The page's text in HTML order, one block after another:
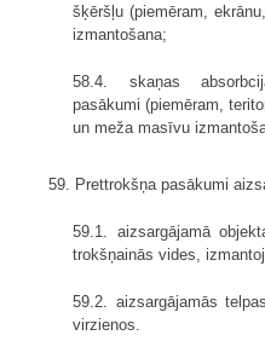
šķēršļu (piemēram,
izmantošana;
58.4. skaņas
pasākumi (piemēram,
un meža masīvu
59. Prettrokšņa pasākumi
59.1. aizsargājamā
trokšņainās vides,
59.2. aizsargājamās
virzienos.